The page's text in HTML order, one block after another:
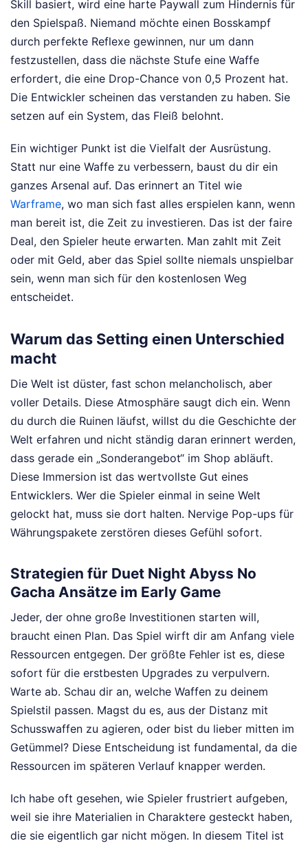
Skill basiert, wird eine harte Paywall zum Hindernis für
den Spielspaß. Niemand möchte einen Bosskampf
durch perfekte Reflexe gewinnen, nur um dann
festzustellen, dass die nächste Stufe eine Waffe
erfordert, die eine Drop-Chance von 0,5 Prozent hat.
Die Entwickler scheinen das verstanden zu haben. Sie
setzen auf ein System, das Fleiß belohnt.
Ein wichtiger Punkt ist die Vielfalt der Ausrüstung.
Statt nur eine Waffe zu verbessern, baust du dir ein
ganzes Arsenal auf. Das erinnert an Titel wie
Warframe, wo man sich fast alles erspielen kann, wenn
man bereit ist, die Zeit zu investieren. Das ist der faire
Deal, den Spieler heute erwarten. Man zahlt mit Zeit
oder mit Geld, aber das Spiel sollte niemals unspielbar
sein, wenn man sich für den kostenlosen Weg
entscheidet.
Warum das Setting einen Unterschied
macht
Die Welt ist düster, fast schon melancholisch, aber
voller Details. Diese Atmosphäre saugt dich ein. Wenn
du durch die Ruinen läufst, willst du die Geschichte der
Welt erfahren und nicht ständig daran erinnert werden,
dass gerade ein „Sonderangebot“ im Shop abläuft.
Diese Immersion ist das wertvollste Gut eines
Entwicklers. Wer die Spieler einmal in seine Welt
gelockt hat, muss sie dort halten. Nervige Pop-ups für
Währungspakete zerstören dieses Gefühl sofort.
Strategien für Duet Night Abyss No
Gacha Ansätze im Early Game
Jeder, der ohne große Investitionen starten will,
braucht einen Plan. Das Spiel wirft dir am Anfang viele
Ressourcen entgegen. Der größte Fehler ist es, diese
sofort für die erstbesten Upgrades zu verpulvern.
Warte ab. Schau dir an, welche Waffen zu deinem
Spielstil passen. Magst du es, aus der Distanz mit
Schusswaffen zu agieren, oder bist du lieber mitten im
Getümmel? Diese Entscheidung ist fundamental, da die
Ressourcen im späteren Verlauf knapper werden.
Ich habe oft gesehen, wie Spieler frustriert aufgeben,
weil sie ihre Materialien in Charaktere gesteckt haben,
die sie eigentlich gar nicht mögen. In diesem Titel ist